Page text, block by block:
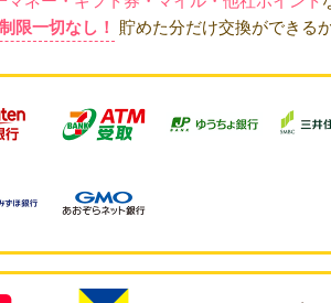
限一切なし！
貯めた分だけ交換ができる